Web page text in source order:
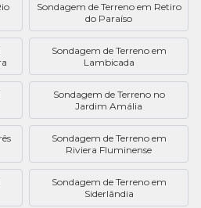
Sondagem de Terreno em Retiro
do Paraíso
Sondagem de Terreno em
Lambicada
Sondagem de Terreno no
Jardim Amália
Sondagem de Terreno em
Riviera Fluminense
Sondagem de Terreno em
Siderlândia